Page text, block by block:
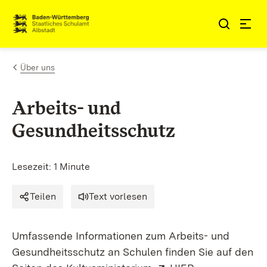
Zum Inhalt springen
Link zur Startseite
Über uns
Arbeits- und
Gesundheitsschutz
Lesezeit: 1 Minute
Teilen Text vorlesen
Umfassende Informationen zum Arbeits- und
Gesundheitsschutz an Schulen finden Sie auf den